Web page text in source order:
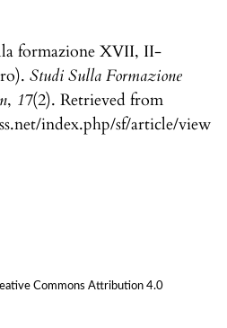
formazione XVII, II-
Studi Sulla Formazione
, 17(2). Retrieved from
index.php/sf/article/view
Commons Attribution 4.0